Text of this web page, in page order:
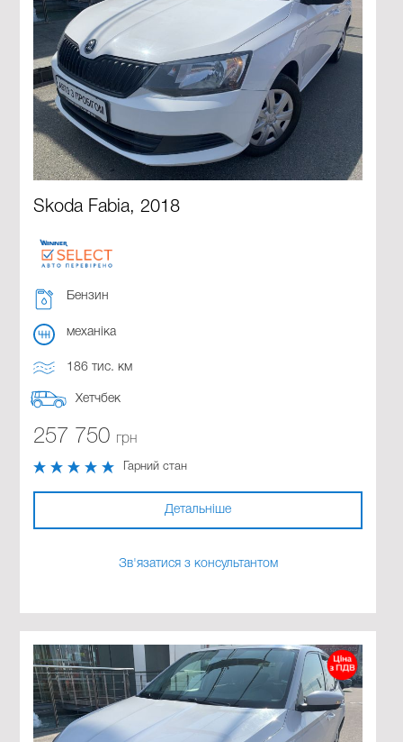
Skoda Fabia, 2018
Бензин
механіка
186 тис. км
Хетчбек
257 750 грн
Гарний стан
Детальніше
Зв'язатися з консультантом